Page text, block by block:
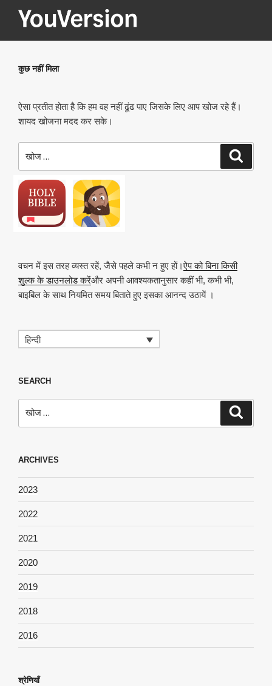
YOUVERSION
कुछ नहीं मिला
ऐसा प्रतीत होता है कि हम वह नहीं ढूंढ पाए जिसके लिए आप खोज रहे हैं।
शायद खोजना मदद कर सके।
खोजे
वचन में इस तरह व्यस्त रहें, जैसे पहले कभी न हुए हों।ऐप को बिना किसी
शुल्क के डाउनलोड करेंऔर अपनी आवश्यकतानुसार कहीं भी, कभी भी,
बाइबिल के साथ नियमित समय बिताते हुए इसका आनन्द उठायें ।
हिन्दी
SEARCH
खोजे
ARCHIVES
2023
2022
2021
2020
2019
2018
2016
श्रेणियाँ